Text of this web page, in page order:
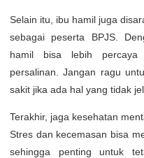
Selain itu, ibu hamil juga
sebagai peserta BPJS.
hamil bisa lebih
persalinan. Jangan ragu
sakit jika ada hal yang tidak
Terakhir, jaga kesehatan
Stres dan kecemasan bisa
sehingga penting untuk